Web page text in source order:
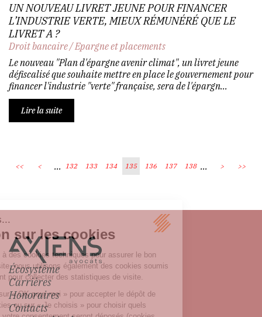
UN NOUVEAU LIVRET JEUNE POUR FINANCER
L’INDUSTRIE VERTE, MIEUX RÉMUNÉRÉ QUE LE
LIVRET A ?
Droit bancaire/Epargne et placements
Le nouveau "Plan d'épargne avenir climat", un livret jeune
défiscalisé que souhaite mettre en place le gouvernement pour
financer l'industrie "verte" française, sera de l'épargn...
Lire la suite
<< < ... 132 133 134 135 136 137 138 ... > >>
Écosystème
Carrières
Honoraires
Contacts